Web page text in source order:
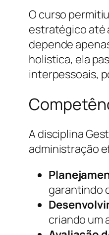
O curso
estratégico até
depende
holística, ela
interpessoais,
A disciplina
administração
garantindo
criando um